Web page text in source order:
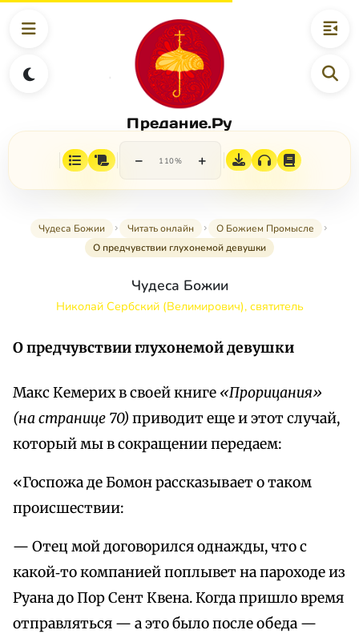
Предание.Ру
− 110% +
Чудеса Божии Читать онлайн
О Божием Промысле
О предчувствии глухонемой девушки
Чудеса Божии
Николай Сербский (Велимирович), святитель
О предчувствии глухонемой девушки
Макс Кемерих в своей книге «Прорицания»
(на странице 70) приводит еще и этот случай,
который мы в сокращении передаем:
«Госпожа де Бомон рассказывает о таком
происшествии:
— Отец мой договорился однажды, что с
какой‑то компанией поплывет на пароходе из
Руана до Пор Сент Квена. Когда пришло время
отправляться — а это было после обеда —